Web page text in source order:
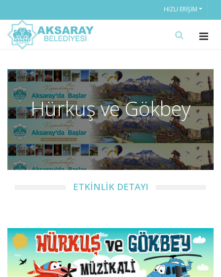
HIZLI ERIŞIM
Hürkuş ve Gökbey
ETKİNLİK DETAYI